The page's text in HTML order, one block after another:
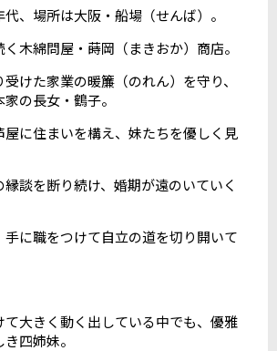
、場所は大阪・船場（せんば）。
木綿問屋・蒔岡（まきおか）商店。
けた家業の暖簾（のれん）を守り、
の長女・鶴子。
に住まいを構え、妹たちを優しく見
談を断り続け、婚期が遠のいていく
手に職をつけて自立の道を切り開いて
大きく動く出している中でも、優雅
四姉妹。